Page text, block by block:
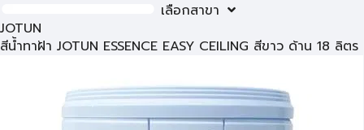
เลือกสาขา
JOTUN
สีน้ำทาฝ้า JOTUN ESSENCE EASY CEILING สีขาว ด้าน 18 ลิตร